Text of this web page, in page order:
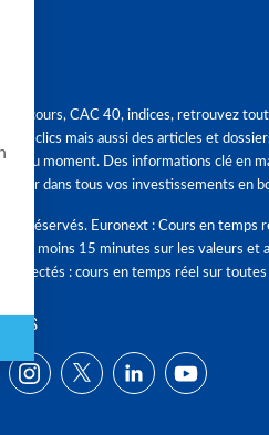
cours, CAC 40, indices, retrouvez
clics mais aussi des articles et
du moment. Des informations clé en
dans tous vos investissements en
réservés. Euronext : Cours en temps
d'au moins 15 minutes sur les valeurs et
connectés : cours en temps réel sur
de confidentialité, en